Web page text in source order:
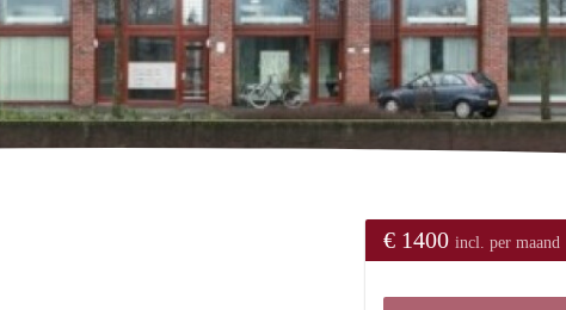
€ 1400 incl. per maand